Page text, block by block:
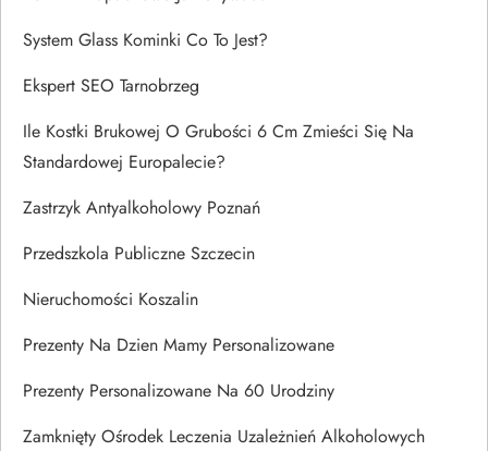
System Glass Kominki Co To Jest?
Ekspert SEO Tarnobrzeg
Ile Kostki Brukowej O Grubości 6 Cm Zmieści Się Na
Standardowej Europalecie?
Zastrzyk Antyalkoholowy Poznań
Przedszkola Publiczne Szczecin
Nieruchomości Koszalin
Prezenty Na Dzien Mamy Personalizowane
Prezenty Personalizowane Na 60 Urodziny
Zamknięty Ośrodek Leczenia Uzależnień Alkoholowych